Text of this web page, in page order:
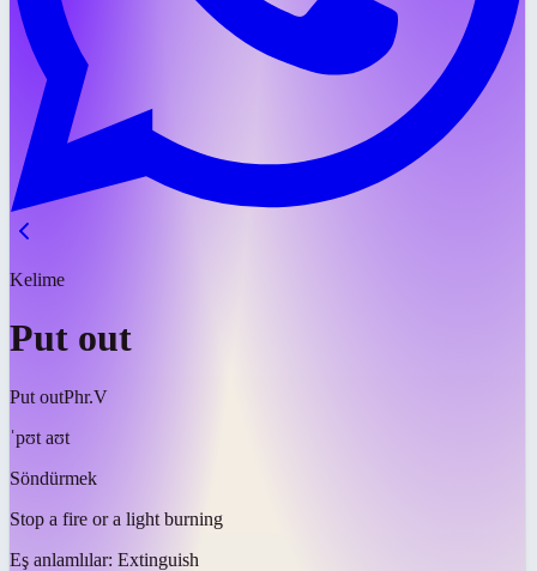
Kelime
Put out
Put outPhr.V
ˈpʊt aʊt
Söndürmek
Stop a fire or a light burning
Eş anlamlılar: Extinguish